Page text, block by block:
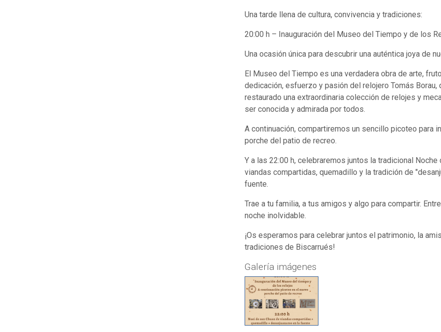
Una tarde llena de cultura, convivencia y tradiciones:
20:00 h – Inauguración del Museo del Tiempo y de los
Una ocasión única para descubrir una auténtica joya de
El Museo del Tiempo es una verdadera obra de arte,
dedicación, esfuerzo y pasión del relojero Tomás Borau,
restaurado una extraordinaria colección de relojes y
ser conocida y admirada por todos.
A continuación, compartiremos un sencillo picoteo para
porche del patio de recreo.
Y a las 22:00 h, celebraremos juntos la tradicional Noche
viandas compartidas, quemadillo y la tradición de
fuente.
Trae a tu familia, a tus amigos y algo para compartir.
noche inolvidable.
¡Os esperamos para celebrar juntos el patrimonio, la
tradiciones de Biscarrués!
Galería imágenes